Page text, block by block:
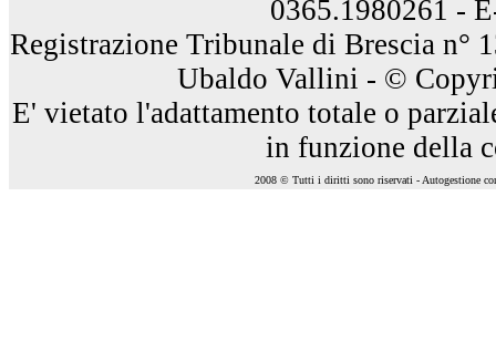
0365.1980261 -
Registrazione Tribunale di Brescia n°
Ubaldo Vallini - ©
E' vietato l'adattamento totale o
in funzione della
2008 © Tutti i diritti sono riservati - Autogestione